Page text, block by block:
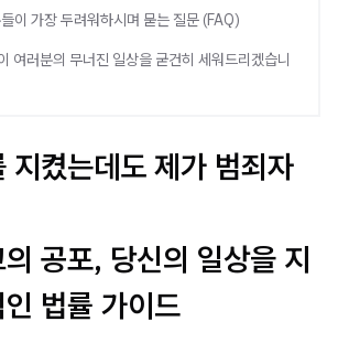
이 가장 두려워하시며 묻는 질문 (FAQ)
여러분의 무너진 일상을 굳건히 세워드리겠습니
지켰는데도 제가 범죄자
공포, 당신의 일상을 지
법률 가이드